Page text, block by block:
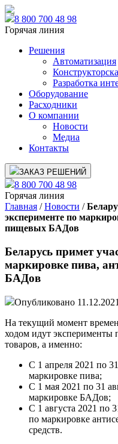
8 800 700 48 98
Горячая линия
Решения
Автоматизация
Разработка
Оборудование
Расходники
О компании
Новости
Медиа
Контакты
ЗАКАЗ РЕШЕНИЙ
8 800 700 48 98
Горячая линия
Главная /Новости /
эксперименте по
пищевых БАДов
Беларусь примет
маркировке пива,
БАДов
Опубликовано 11.12.2021
На текущий момент
ходом идут эксперименты
товаров, а именно:
С 1 апреля 2021 по
маркировке пива;
C 1 мая 2021 по 31
маркировке БАДов;
C 1 августа 2021 по
по маркировке
средств.